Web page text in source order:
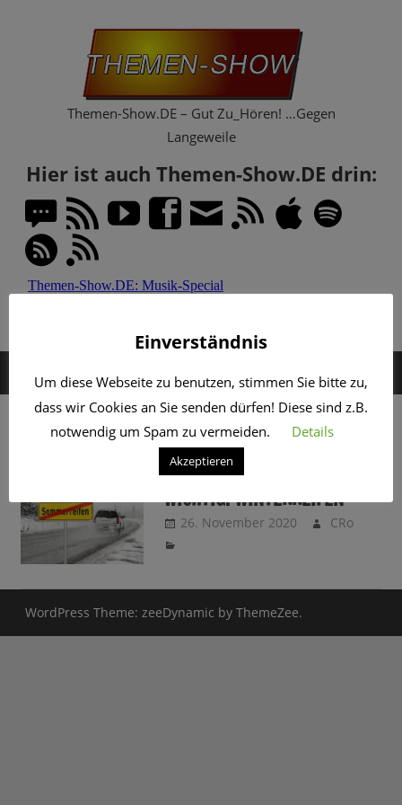
Themen-Show.DE – Gut Zu_Hören! …Gegen
Langeweile
Hier ist auch Themen-Show.DE drin:
MENÜ
SCHLAGWORT:UNFALL
KEINE PFLICHT UND DOCH
WICHTIG: WINTERREIFEN
26. November 2020 CRo
WordPress Theme: zeeDynamic by ThemeZee.
Einverständnis
Um diese Webseite zu benutzen, stimmen Sie bitte zu,
dass wir Cookies an Sie senden dürfen! Diese sind z.B.
notwendig um Spam zu vermeiden.
Details
Akzeptieren